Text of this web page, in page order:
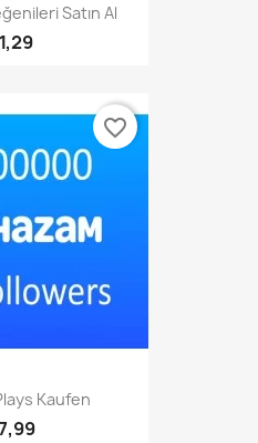
Satın Al
Kaufen
favorite_border